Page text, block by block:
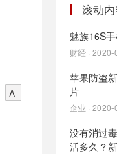
滚动
魅族16S
财经 ·
苹果防盗
片
企业 ·
没有消过
活多久？